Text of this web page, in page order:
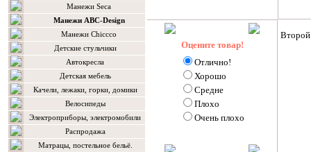
Манежи Seca
Манежи ABC-Design
Манежи Chiccco
Детские стульчики
Автокресла
Детская мебель
Качели, лежаки, горки, домики
Велосипеды
Электроприборы, электромобили
Распродажа
Матрацы, постельное бельё.
Оцените товар!
Отлично!
Хорошо
Средне
Плохо
Очень плохо